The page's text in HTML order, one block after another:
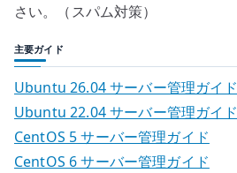
さい。（スパム対策）
主要ガイド
Ubuntu 26.04 サーバー管理ガイド
Ubuntu 22.04 サーバー管理ガイド
CentOS 5 サーバー管理ガイド
CentOS 6 サーバー管理ガイド